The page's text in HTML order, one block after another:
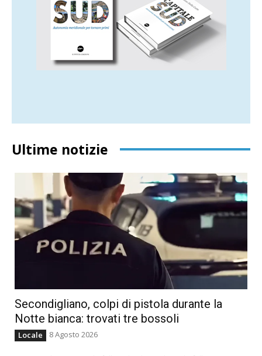
Ultime notizie
Secondigliano, colpi di pistola durante la
Notte bianca: trovati tre bossoli
Locale 8 Agosto 2026